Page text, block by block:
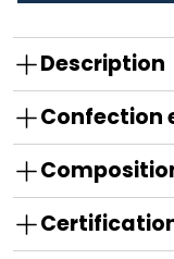
Description
Confection